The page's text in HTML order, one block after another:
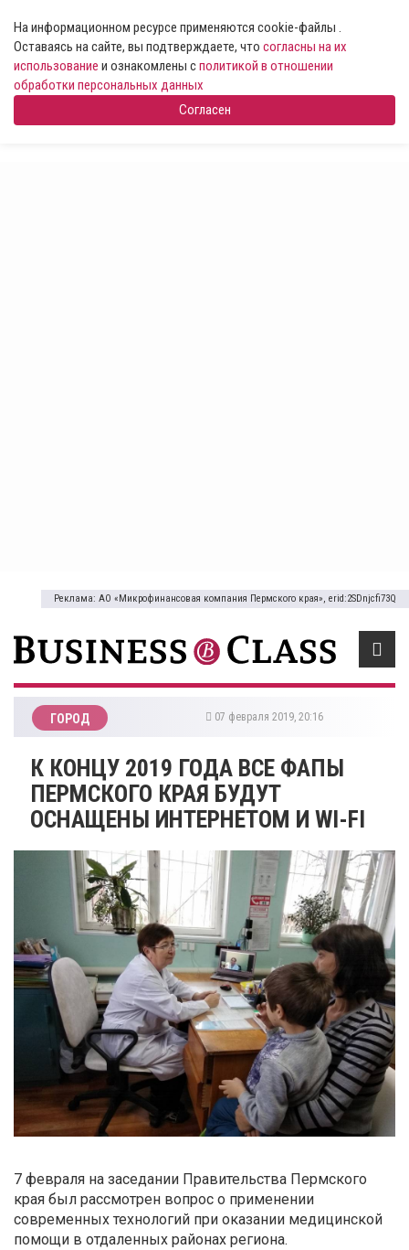
На информационном ресурсе применяются cookie-файлы .
Оставаясь на сайте, вы подтверждаете, что согласны на их
использование и ознакомлены сполитикой в отношении
обработки персональных данных
Согласен
Реклама: АО «Микрофинансовая компания Пермского края», erid:2SDnjcfi73Q
ГОРОД 07 февраля 2019, 20:16
К КОНЦУ 2019 ГОДА ВСЕ ФАПЫ
ПЕРМСКОГО КРАЯ БУДУТ
ОСНАЩЕНЫ ИНТЕРНЕТОМ И WI-FI
7 февраля на заседании Правительства Пермского
края был рассмотрен вопрос о применении
современных технологий при оказании медицинской
помощи в отдаленных районах региона.